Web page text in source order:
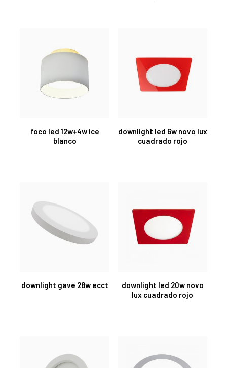
foco led 12w+4w ice
blanco
downlight led 6w novo lux
cuadrado rojo
downlight gave 28w ecct
downlight led 20w novo
lux cuadrado rojo